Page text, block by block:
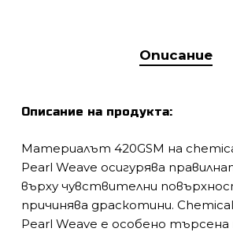
Описание
Описание на продукта:
Материалът 420GSM на
Pearl Weave осигурява
върху чувствителни
причинява драскотини.
Pearl Weave е особено